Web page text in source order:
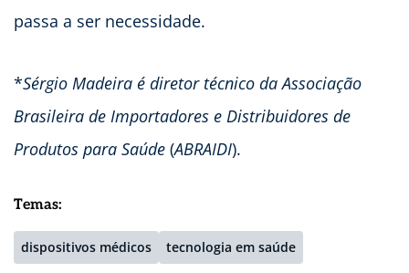
passa a ser necessidade.
*Sérgio Madeira é diretor técnico da Associação
Brasileira de Importadores e Distribuidores de
Produtos para Saúde (ABRAIDI).
Temas:
dispositivos médicos tecnologia em saúde